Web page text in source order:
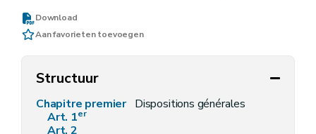
Download
Aan favorieten toevoegen
Structuur
Chapitre premier Dispositions générales
Art. 1er
Art. 2